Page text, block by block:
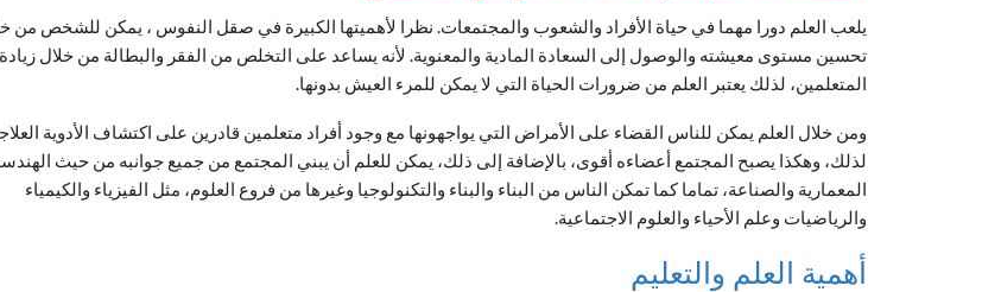
يلعب العلم دورا مهما في حياة الأفراد والشعوب والمجتمعات. نظرا لأهميتها الكبيرة في صقل النفوس ، يمكن للشخص من
تحسين مستوى معيشته والوصول إلى السعادة المادية والمعنوية. لأنه يساعد على التخلص من الفقر والبطالة من خلال
المتعلمين، لذلك يعتبر العلم من ضرورات الحياة التي لا يمكن للمرء العيش بدونها.
ومن خلال العلم يمكن للناس القضاء على الأمراض التي يواجهونها مع وجود أفراد متعلمين قادرين على اكتشاف الأدوية
لذلك، وهكذا يصبح المجتمع أعضاءه أقوى، بالإضافة إلى ذلك، يمكن للعلم أن يبني المجتمع من جميع جوانبه من حيث
المعمارية والصناعة، تماما كما تمكن الناس من البناء والبناء والتكنولوجيا وغيرها من فروع العلوم، مثل الفيزياء والكيمياء
والرياضيات وعلم الأحياء والعلوم الاجتماعية.
أهمية العلم والتعليم